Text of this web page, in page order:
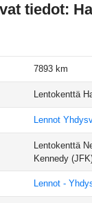
tiedot:
7893 km
Lentokenttä
Lennot
Lentokenttä
Kennedy
Lennot -